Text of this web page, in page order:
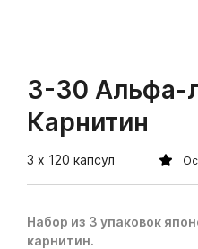
3-30 Альфа-
Карнитин
3 х 120 капсул
Набор из 3 упаковок
карнитин.